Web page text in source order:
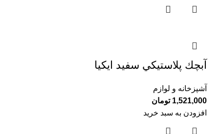
آبچك پلاستيكي سفيد ايكيا
آشپزخانه و لوازم
1,521,000 تومان
افزودن به سبد خرید